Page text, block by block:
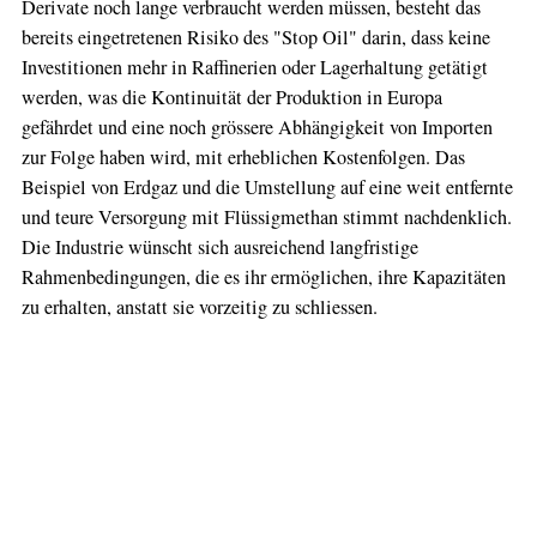
Derivate noch lange verbraucht werden müssen, besteht das
bereits eingetretenen Risiko des "Stop Oil" darin, dass keine
Investitionen mehr in Raffinerien oder Lagerhaltung getätigt
werden, was die Kontinuität der Produktion in Europa
gefährdet und eine noch grössere Abhängigkeit von Importen
zur Folge haben wird, mit erheblichen Kostenfolgen. ​Das
Beispiel von Erdgaz und die Umstellung auf eine weit entfernte
und teure Versorgung mit Flüssigmethan stimmt nachdenklich.
Die Industrie wünscht sich ausreichend langfristige
Rahmenbedingungen, die es ihr ermöglichen, ihre Kapazitäten
zu erhalten, anstatt sie vorzeitig zu schliessen.